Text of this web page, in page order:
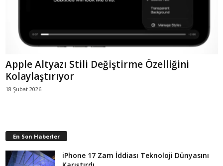
Apple Altyazı Stili Değiştirme Özelliğini
Kolaylaştırıyor
18 Şubat 2026
En Son Haberler
iPhone 17 Zam İddiası Teknoloji Dünyasını